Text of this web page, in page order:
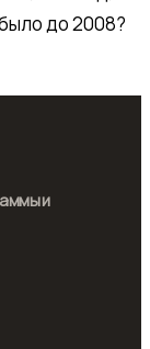
до 2008?
и